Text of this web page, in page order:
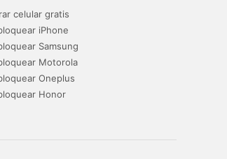
celular gratis
iPhone
Samsung
Motorola
Oneplus
Honor